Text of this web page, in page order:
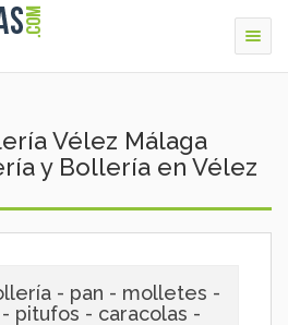
Vélez Málaga
y Bollería en Vélez
- pan - molletes -
pitufos - caracolas -